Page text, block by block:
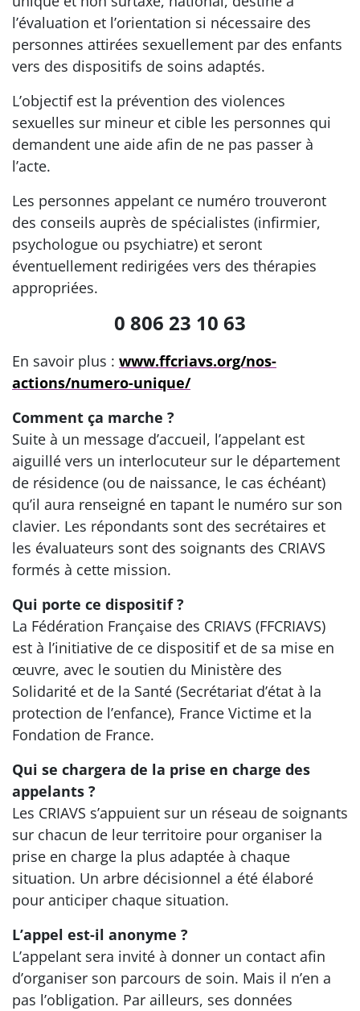
l’évaluation et l’orientation si nécessaire des
personnes attirées sexuellement par des enfants
vers des dispositifs de soins adaptés.
L’objectif est la prévention des violences
sexuelles sur mineur et cible les personnes qui
demandent une aide afin de ne pas passer à
l’acte.
Les personnes appelant ce numéro trouveront
des conseils auprès de spécialistes (infirmier,
psychologue ou psychiatre) et seront
éventuellement redirigées vers des thérapies
appropriées.
0 806 23 10 63
En savoir plus : www.ffcriavs.org/nos-
actions/numero-unique/
Comment ça marche ?
Suite à un message d’accueil, l’appelant est
aiguillé vers un interlocuteur sur le département
de résidence (ou de naissance, le cas échéant)
qu’il aura renseigné en tapant le numéro sur son
clavier. Les répondants sont des secrétaires et
les évaluateurs sont des soignants des CRIAVS
formés à cette mission.
Qui porte ce dispositif ?
La Fédération Française des CRIAVS (FFCRIAVS)
est à l’initiative de ce dispositif et de sa mise en
œuvre, avec le soutien du Ministère des
Solidarité et de la Santé (Secrétariat d’état à la
protection de l’enfance), France Victime et la
Fondation de France.
Qui se chargera de la prise en charge des
appelants ?
Les CRIAVS s’appuient sur un réseau de soignants
sur chacun de leur territoire pour organiser la
prise en charge la plus adaptée à chaque
situation. Un arbre décisionnel a été élaboré
pour anticiper chaque situation.
L’appel est-il anonyme ?
L’appelant sera invité à donner un contact afin
d’organiser son parcours de soin. Mais il n’en a
pas l’obligation. Par ailleurs, ses données